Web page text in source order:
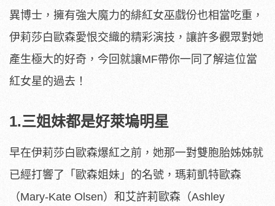
異博士，擁有強大魔力的緋紅女巫戲份也相當吃重，
伊莉莎白歐森愛恨交織的精彩演技，讓許多觀眾對她
產生極大的好奇，今回就讓MF帶你一同了解這位當
紅女星的過去！
1.三姐妹都是好萊塢明星
早在伊莉莎白歐森爆紅之前，她那一對雙胞胎姊姊就
已經打響了「歐森姐妹」的名號，瑪莉凱特歐森
（Mary-Kate Olsen）和艾許莉歐森（Ashley